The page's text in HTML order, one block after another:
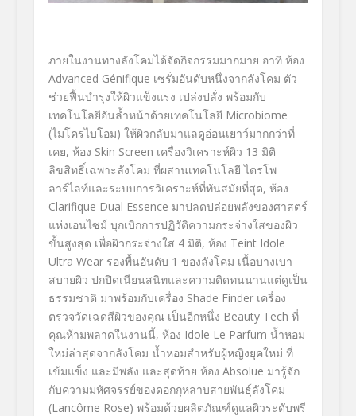
ภายในงานทางลังโคมได้จัดกิจกรรมมากมาย อาทิ ห้อง
Advanced Génifique เซรั่มอันดับหนึ่งจากลังโคม ตัว
ช่วยฟื้นบำรุงให้ผิวแข็งแรง เปล่งปลั่ง พร้อมกับ
เทคโนโลยีอันล้ำหน้าด้วยเทคโนโลยี Microbiome
(ไมโครไบโอม) ให้ผิวกลับมาแลดูอ่อนเยาว์มากกว่าที่
เคย, ห้อง Skin Screen เครื่องวิเคราะห์ผิว 13 มิติ
ลิขสิทธิ์เฉพาะลังโคม ที่ผสานเทคโนโลยี ไตรโพ
ลาร์ไลท์และระบบการวิเคราะห์ที่ทันสมัยที่สุด, ห้อง
Clarifique Dual Essence มาปลดปล่อยพลังของศาสตร์
แห่งเอนไซม์ บุกเบิกการปฏิวัติความกระจ่างใสของผิว
ขั้นสูงสุด เพื่อผิวกระจ่างใส 4 มิติ, ห้อง Teint Idole
Ultra Wear รองพื้นอันดับ 1 ของลังโคม เนื้อบางเบา
สบายผิว ปกปิดเนียนสนิทและความติดทนนานแต่ดูเป็น
ธรรมชาติ มาพร้อมกับเครื่อง Shade Finder เครื่อง
ตรวจวัดเฉดสีผิวของคุณ เป็นอีกหนึ่ง Beauty Tech ที่
คุณห้ามพลาดในงานนี้, ห้อง Idole Le Parfum น้ำหอม
ใหม่ล่าสุดจากลังโคม น้ำหอมสำหรับผู้หญิงยุคใหม่ ที่
เข้มแข็ง และมีพลัง และสุดท้าย ห้อง Absolue มารู้จัก
กับความมหัศจรรย์ของดอกกุหลาบสายพันธุ์ลังโคม
(Lancôme Rose) พร้อมด้วยผลิตภัณฑ์ดูแลผิวระดับพรี